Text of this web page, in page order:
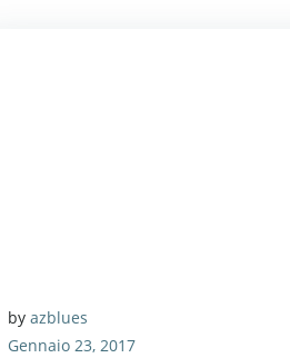
byazblues
Gennaio 23, 2017